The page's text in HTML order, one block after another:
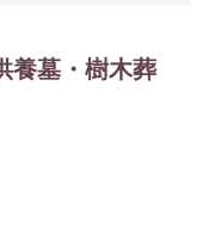
養墓・樹木葬